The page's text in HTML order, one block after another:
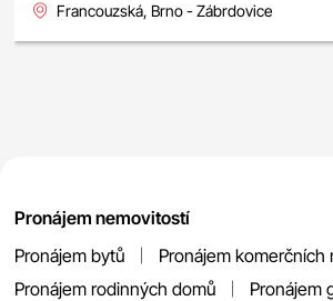
Francouzská, Brno - Zábrdovice
Pronájem nemovitostí
Pronájem bytů
Pronájem
Pronájem rodinných domů
Pronájem